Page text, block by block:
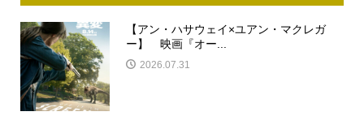
【アン・ハサウェイ×ユアン・マクレガ
ー】 映画『オー...
2026.07.31